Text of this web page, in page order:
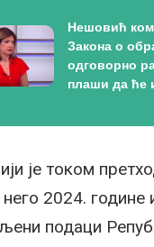
Нешовић
Закона о
одговорно
плаши да ће
је током
2024. године
подаци